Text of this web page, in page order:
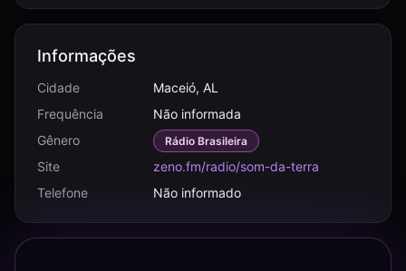
Informações
Cidade
Maceió, AL
Frequência
Não informada
Gênero
Rádio Brasileira
Site
zeno.fm/radio/som-da-terra
Telefone
Não informado